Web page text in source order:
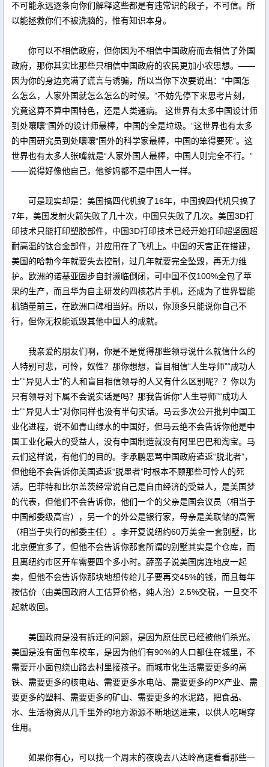
不可能永远逐条向你们解释这些都是有违常识的段子，不可信。所
以能拯救你们不被洗脑的，惟有知识本身。
你可以不相信政府，但你因为不相信中国政府而去相信了外国
政府，那你其实比那些只相信中国政府的农民更加小农思想。——
因为你的身边充满了谎言与诱骗，所以当你下次要说出：“中国怎
么怎么，人家外国就怎么怎么的时候。”不妨先停下来思考片刻，
究竟这算不算中国特色，还是人类通病。 这世界有太多中国设计师
到处嚷嚷“国外的设计师最棒，中国的全是垃圾。”这世界也有太多
的中国研究员到处嚷嚷“国外的科学家最棒，中国的笨得要死”。这
世界也有太多人张嘴就是“人家外国人最棒，中国人则完全不行。”
——说得好像他自己，他爹妈都不是中国人一样。
可是现实却是：美国搞四代机搞了16年，中国搞四代机只搞了
7年，美国发射火箭失败了几十次，中国只失败了几次。美国3D打
印技术只能打印塑胶部件，中国3D打印技术已经开始打印超坚固超
耐高温的钛合金部件，并应用在了飞机上。中国的天宫正在搭建，
美国的哈勃今年就要失去控制，过几年就要完全坠毁，再无力维
护。欧洲的诺基亚固步自封濒临倒闭，可中国不仅100%全包了苹
果的生产，而且华为自主研发的四核芯片手机，还成为了世界智能
机销量前三，在欧洲口碑相当好。所以，你顶多只能说你自己不
行，但你无权能诋毁其他中国人的成就。
我亲爱的朋友们啊，你是不是觉得那些领导说什么就信什么的
人特别可悲，可怜，奴性？那你想想，盲目相信“人生导师”“成功人
士”“异见人士”的人和盲目相信领导的人又有什么区别呢？？你以为
只有领导对下属不会说实话是吗？那我告诉你“人生导师”“成功人
士”“异见人士”对你同样也没有半句实话。马云多次公开批判中国工
业化进程，说不如青山绿水的中国好，但马云绝不会告诉你他是中
国工业化最大的受益人，没有中国制造就没有阿里巴巴和淘宝。马
云们这样说，有他们的目的。李承鹏恶骂中国政府遣返“脱北者”，
但他绝不会告诉你美国遣返“脱墨者”时根本不顾那些可怜人的死
活。巴菲特和比尔盖茨经常说自己是自由经济的受益人，是美国梦
的代表，但他们不会告诉你，他们一个的父亲是国会议员（相当于
中国部委级高官），另一个的外公是银行家，母亲是美联储的高管
（相当于央行的部委主任）。李开复说纽约60万美金一套别墅，比
北京便宜多了，但他不会告诉你那套所谓的别墅其实是个仓库，而
且离纽约市区开车需要四个多小时。薛蛮子说美国房连地皮一起
卖，但他不会告诉你那块地想传给儿子要再交45%的钱，而且每年
按估价（由美国政府人工估算价格，纯人治）2.5%交税，一旦交不
起就收回。
美国政府是没有拆迁的问题，是因为原住民已经被他们杀光。
美国是没有面包车校车，是因为他们有90%的人口都住在城里，不
需要开小面包绕山路去村里接孩子。而城市化生活需要更多的高
铁、需要更多的核电站、需要更多水电站、需要更多的PX产业、需
要更多的塑料、需要更多的矿山、需要更多的水泥路，把食品、
水、生活物资从几千里外的地方源源不断地送进来，以供人吃喝穿
住用。
如果你有心，可以找一个周末的夜晚去八达岭高速看看那些一